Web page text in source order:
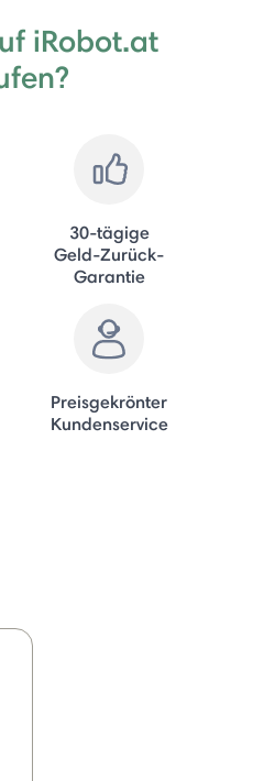
iRobot.at
30-tägige
Geld-Zurück-
Garantie
Preisgekrönter
Kundenservice